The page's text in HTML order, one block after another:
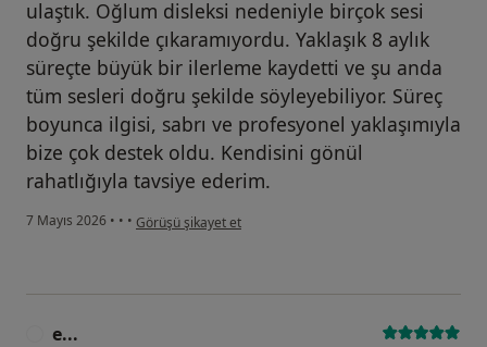
ulaştık. Oğlum disleksi nedeniyle birçok sesi
doğru şekilde çıkaramıyordu. Yaklaşık 8 aylık
süreçte büyük bir ilerleme kaydetti ve şu anda
tüm sesleri doğru şekilde söyleyebiliyor. Süreç
boyunca ilgisi, sabrı ve profesyonel yaklaşımıyla
bize çok destek oldu. Kendisini gönül
rahatlığıyla tavsiye ederim.
7 Mayıs 2026 • • • kullanıcının görüşüne göre e...
Görüşü şikayet et
e...